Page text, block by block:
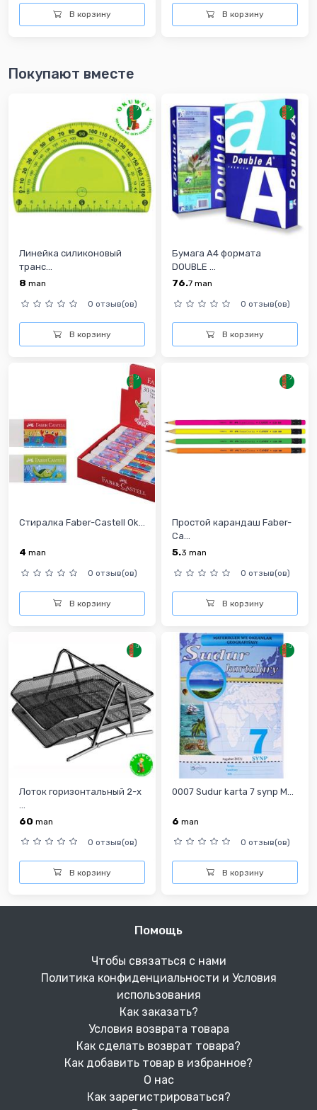
В корзину В корзину
Покупают вместе
Линейка силиконовый
транс...
8 man
0 отзыв(ов)
В корзину
Бумага А4 формата
DOUBLE ...
76.7 man
0 отзыв(ов)
В корзину
Стиралка Faber-Castell Ok...
4 man
0 отзыв(ов)
В корзину
Простой карандаш Faber-
Ca...
5.3 man
0 отзыв(ов)
В корзину
Лоток горизонтальный 2-х
60 man
0 отзыв(ов)
В корзину
0007 Sudur karta 7 synp M...
6 man
0 отзыв(ов)
В корзину
Помощь
Чтобы связаться с нами
Политика конфиденциальности и Условия
использования
Как заказать?
Условия возврата товара
Как сделать возврат товара?
Как добавить товар в избранное?
О нас
Как зарегистрироваться?